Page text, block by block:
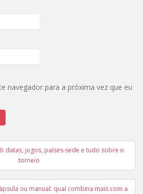
navegador para a próxima vez que eu
datas, jogos, países-sede e tudo sobre o
torneio
ou manual: qual combina mais com a